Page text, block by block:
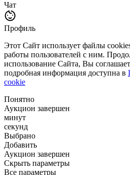
Чат
Профиль
Этот Сайт использует файлы
работы пользователей с ним.
использование Сайта, Вы
подробная информация доступна в
cookie
Понятно
Аукцион завершен
минут
секунд
Выбрано
Добавить
Аукцион завершен
Скрыть параметры
Все параметры